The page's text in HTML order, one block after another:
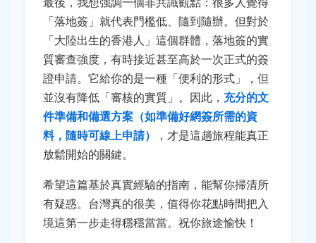
「落地簽」就代表門檻低、隨到隨辦。但對於
「大陸出生的香港人」這個群體，落地簽的實
質審查強度，有時接近甚至高於一次正式的簽
證申請。它給你的是一種「便利的形式」，但
並沒有降低「審核的實質」。因此， 充分的文
件準備和備選方案（如準備好網簽所需的資
料，隨時可線上申請）
，才是這趟旅程能真正
放鬆開始的關鍵。
希望這篇基於真實經驗的指南，能幫你掃清所
有疑惑。台灣真的很美，值得你花點時間把入
境這第一步走得穩穩當當。祝你旅途愉快！